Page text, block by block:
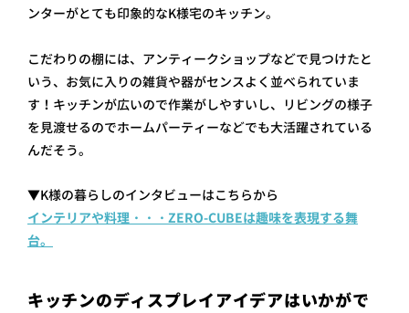
ンターがとても印象的なK様宅のキッチン。
こだわりの棚には、アンティークショップなどで見つけたと
いう、お気に入りの雑貨や器がセンスよく並べられていま
す！キッチンが広いので作業がしやすいし、リビングの様子
を見渡せるのでホームパーティーなどでも大活躍されている
んだそう。
▼K様の暮らしのインタビューはこちらから
インテリアや料理・・・ZERO-CUBEは趣味を表現する舞
台。
キッチンのディスプレイアイデアはいかがで